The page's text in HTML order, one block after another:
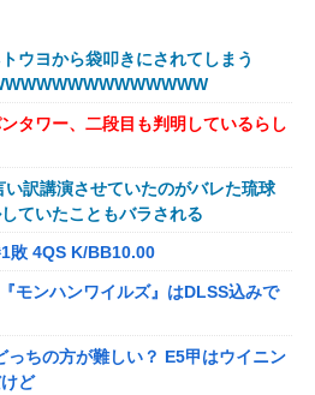
のちゃん、可愛過ぎてワイらにブッ
w
デジモンさん、令和に全盛期を超え
くりを試みた男、バイクを盗られ
、限界突破www
モンハンワイルズ』はDLSS込みで
ちの方が難しい？ E5甲はウイニン
ど
着任するなら皆吹雪初期艦なんだろ
ウヨから袋叩きにされてしまう
タワー、二段目も判明しているらし
い訳講演させていたのがバレた琉球
ていたこともバラされる
敗 4QS K/BB10.00
モンハンワイルズ』はDLSS込みで
っちの方が難しい？ E5甲はウイニン
ど